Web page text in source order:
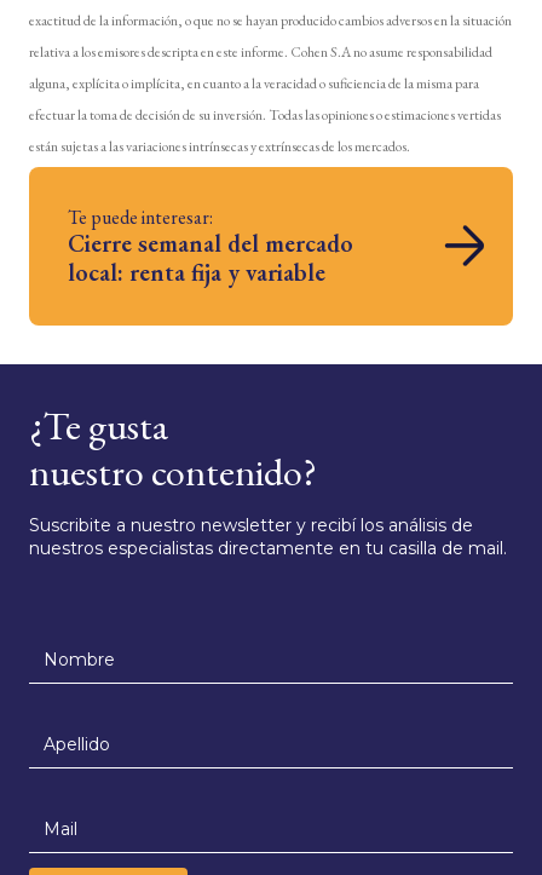
exactitud de la información, o que no se hayan producido cambios adversos en la situación
relativa a los emisores descripta en este informe. Cohen S.A no asume responsabilidad
alguna, explícita o implícita, en cuanto a la veracidad o suficiencia de la misma para
efectuar la toma de decisión de su inversión. Todas las opiniones o estimaciones vertidas
están sujetas a las variaciones intrínsecas y extrínsecas de los mercados.
Te puede interesar:
Cierre semanal del mercado
local: renta fija y variable
¿Te gusta
nuestro contenido?
Suscribite a nuestro newsletter y recibí los análisis de
nuestros especialistas directamente en tu casilla de mail.